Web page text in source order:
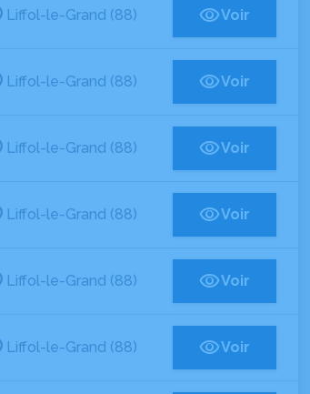
Liffol-le-Grand (88) Voir
Liffol-le-Grand (88) Voir
Liffol-le-Grand (88) Voir
Liffol-le-Grand (88) Voir
Liffol-le-Grand (88) Voir
Liffol-le-Grand (88) Voir